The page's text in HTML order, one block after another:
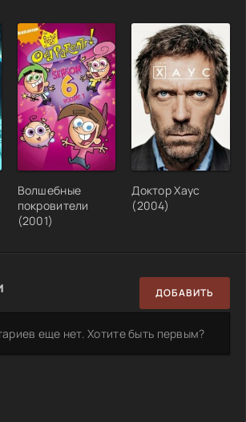
Волшебные
покровители
(2001)
Доктор Хаус
(2004)
ДОБАВИТЬ
еще нет. Хотите быть первым?